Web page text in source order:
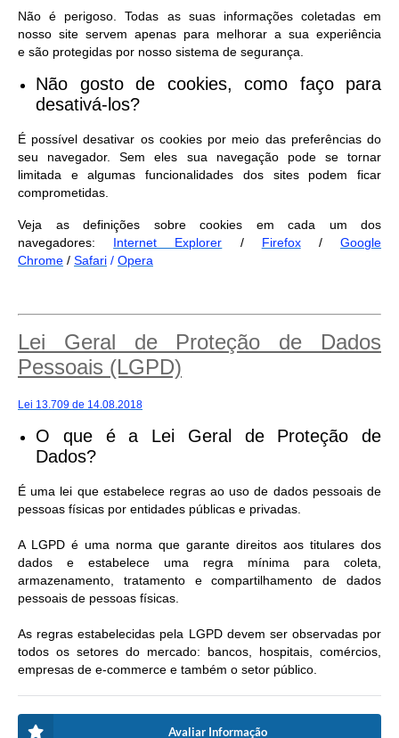
Não é perigoso. Todas as suas informações coletadas em
nosso site servem apenas para melhorar a sua experiência
e são protegidas por nosso sistema de segurança.
Não gosto de cookies, como faço para
desativá-los?
É possível desativar os cookies por meio das preferências do
seu navegador. Sem eles sua navegação pode se tornar
limitada e algumas funcionalidades dos sites podem ficar
comprometidas.
Veja as definições sobre cookies em cada um dos
navegadores: Internet Explorer / Firefox/Google
Chrome / Safari / Opera
Lei Geral de Proteção de Dados
Pessoais (LGPD)
Lei 13.709 de 14.08.2018
O que é a Lei Geral de Proteção de
Dados?
É uma lei que estabelece regras ao uso de dados pessoais de
pessoas físicas por entidades públicas e privadas.
A LGPD é uma norma que garante direitos aos titulares dos
dados e estabelece uma regra mínima para coleta,
armazenamento, tratamento e compartilhamento de dados
pessoais de pessoas físicas.
As regras estabelecidas pela LGPD devem ser observadas por
todos os setores do mercado: bancos, hospitais, comércios,
empresas de e-commerce e também o setor público.
Avaliar Informação